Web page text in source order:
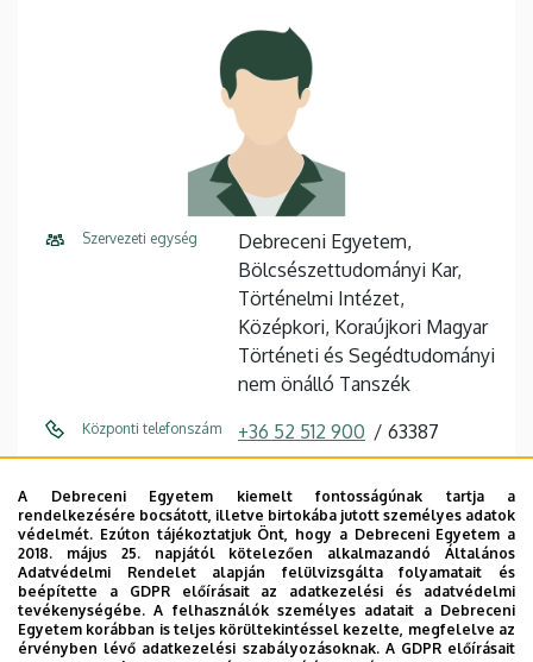
Szervezeti egység
Debreceni Egyetem,
Bölcsészettudományi Kar,
Történelmi Intézet,
Középkori, Koraújkori Magyar
Történeti és Segédtudományi
nem önálló Tanszék
Központi telefonszám +36 52 512 900 63387
b.hu
Cím
4032 Debrecen, Egyetem tér
1.
Épület
Főépület (Egyetem téri
A Debreceni Egyetem kiemelt fontosságúnak tartja a
rendelkezésére bocsátott, illetve birtokába jutott személyes adatok
védelmét. Ezúton tájékoztatjuk Önt, hogy a Debreceni Egyetem a
2018. május 25. napjától kötelezően alkalmazandó Általános
Adatvédelmi Rendelet alapján felülvizsgálta folyamatait és
beépítette a GDPR előírásait az adatkezelési és adatvédelmi
tevékenységébe. A felhasználók személyes adatait a Debreceni
Egyetem korábban is teljes körültekintéssel kezelte, megfelelve az
érvényben lévő adatkezelési szabályozásoknak. A GDPR előírásait